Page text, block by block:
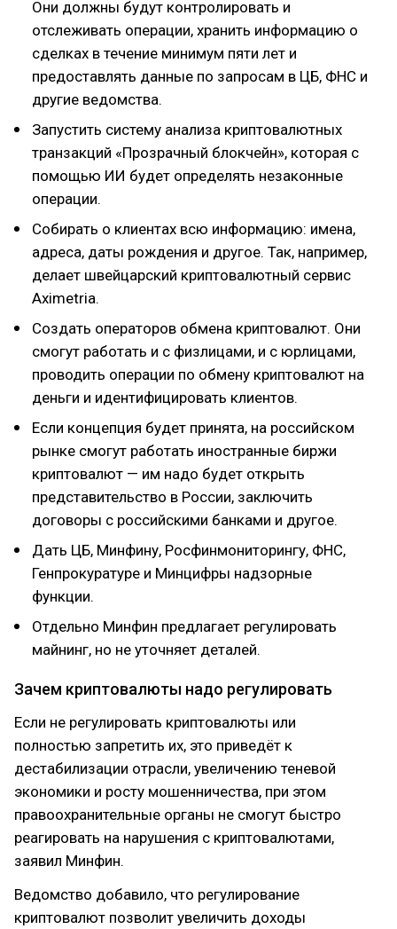
Они должны будут контролировать и
отслеживать операции, хранить информацию о
сделках в течение минимум пяти лет и
предоставлять данные по запросам в ЦБ, ФНС и
другие ведомства.
Запустить систему анализа криптовалютных
транзакций «Прозрачный блокчейн», которая с
помощью ИИ будет определять незаконные
операции.
Собирать о клиентах всю информацию: имена,
адреса, даты рождения и другое. Так, например,
делает швейцарский криптовалютный сервис
Aximetria.
Создать операторов обмена криптовалют. Они
смогут работать и с физлицами, и с юрлицами,
проводить операции по обмену криптовалют на
деньги и идентифицировать клиентов.
Если концепция будет принята, на российском
рынке смогут работать иностранные биржи
криптовалют — им надо будет открыть
представительство в России, заключить
договоры с российскими банками и другое.
Дать ЦБ, Минфину, Росфинмониторингу, ФНС,
Генпрокуратуре и Минцифры надзорные
функции.
Отдельно Минфин предлагает регулировать
майнинг, но не уточняет деталей.
Зачем криптовалюты надо регулировать
Если не регулировать криптовалюты или
полностью запретить их, это приведёт к
дестабилизации отрасли, увеличению теневой
экономики и росту мошенничества, при этом
правоохранительные органы не смогут быстро
реагировать на нарушения с криптовалютами,
заявил Минфин.
Ведомство добавило, что регулирование
криптовалют позволит увеличить доходы